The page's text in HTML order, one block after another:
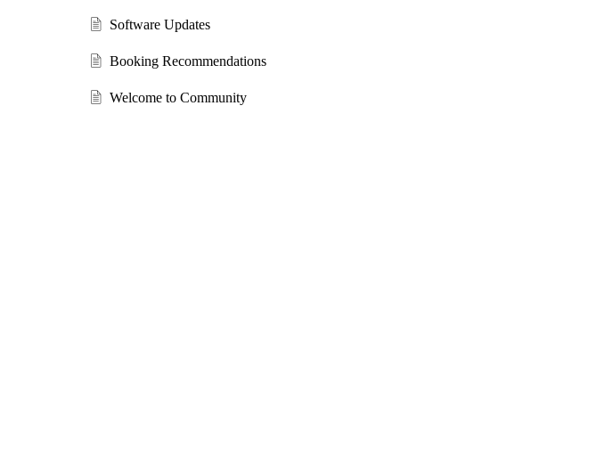
Software Updates
Booking Recommendations
Welcome to Community